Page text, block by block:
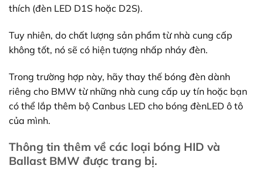
thích (đèn LED D1S hoặc D2S).
Tuy nhiên, do chất lượng sản phẩm từ nhà cung cấp
không tốt, nó sẽ có hiện tượng nhấp nháy đèn.
Trong trường hợp này, hãy thay thế bóng đèn dành
riêng cho BMW từ những nhà cung cấp uy tín hoặc bạn
có thể lắp thêm bộ Canbus LED cho bóng đènLED ô tô
của mình.
Thông tin thêm về các loại bóng HID và
Ballast BMW được trang bị.